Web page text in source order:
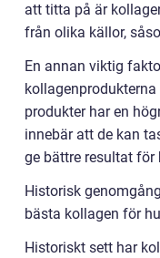
att titta på är
från olika källor,
En annan viktig
produkter har en
innebär att de kan
ge bättre resultat för
Historisk
bästa kollagen för
Historiskt sett har